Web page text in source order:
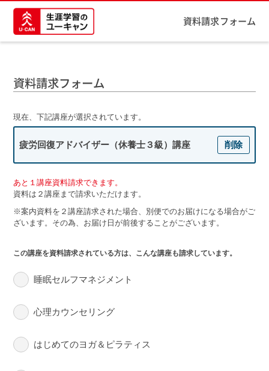
資料請求フォーム
資料請求フォーム
現在、下記講座が選択されています。
疲労回復アドバイザー（休養士３級）講座 削除
あと１講座資料請求できます。
資料は２講座まで請求いただけます。
※案内資料を２講座請求された場合、別便でのお届けになる場合がご
ざいます。その為、お届け日が前後することがございます。
この講座を資料請求されている方は、こんな講座も請求しています。
睡眠セルフマネジメント
心理カウンセリング
はじめてのヨガ＆ピラティス